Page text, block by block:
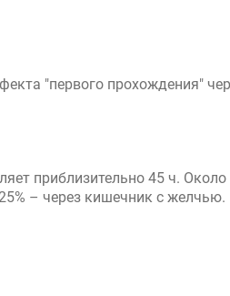
"первого прохождения"
приблизительно 45 ч. Около
– через кишечник с желчью.